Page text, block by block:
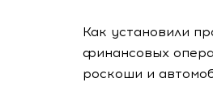
Как установили
финансовых
роскоши и